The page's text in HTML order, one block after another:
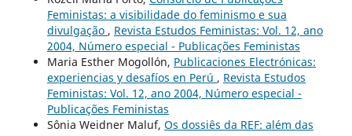
Feministas: a visibilidade do feminismo e sua
divulgação , Revista Estudos Feministas: Vol. 12, ano
2004, Número especial - Publicações Feministas
Maria Esther Mogollón, Publicaciones Electrónicas:
experiencias y desafíos en Perú , Revista Estudos
Feministas: Vol. 12, ano 2004, Número especial -
Publicações Feministas
Sônia Weidner Maluf, Os dossiês da REF: além das